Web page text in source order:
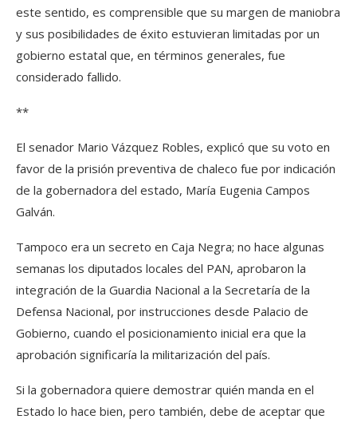
este sentido, es comprensible que su margen de maniobra
y sus posibilidades de éxito estuvieran limitadas por un
gobierno estatal que, en términos generales, fue
considerado fallido.
**
El senador Mario Vázquez Robles, explicó que su voto en
favor de la prisión preventiva de chaleco fue por indicación
de la gobernadora del estado, María Eugenia Campos
Galván.
Tampoco era un secreto en Caja Negra; no hace algunas
semanas los diputados locales del PAN, aprobaron la
integración de la Guardia Nacional a la Secretaría de la
Defensa Nacional, por instrucciones desde Palacio de
Gobierno, cuando el posicionamiento inicial era que la
aprobación significaría la militarización del país.
Si la gobernadora quiere demostrar quién manda en el
Estado lo hace bien, pero también, debe de aceptar que